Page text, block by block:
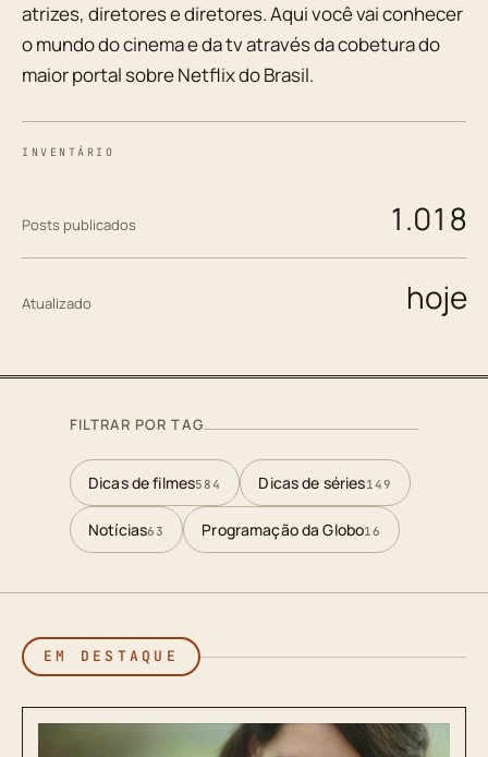
atrizes, diretores e diretores. Aqui você vai conhecer
o mundo do cinema e da tv através da cobetura do
maior portal sobre Netflix do Brasil.
INVENTÁRIO
Posts publicados 1.018
Atualizado hoje
FILTRAR POR TAG
Dicas de filmes584 Dicas de séries149
Notícias63 Programação da Globo16
EM DESTAQUE